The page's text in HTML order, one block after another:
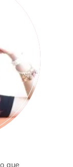
que